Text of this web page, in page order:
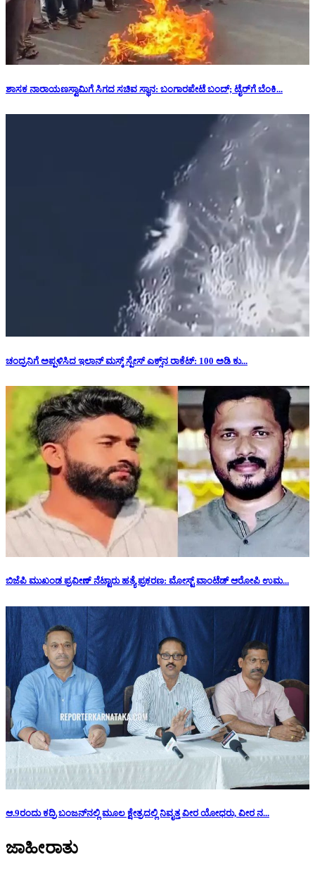
ಶಾಸಕ ನಾರಾಯಣಸ್ವಾಮಿಗೆ ಸಿಗದ ಸಚಿವ ಸ್ಥಾನ: ‌ಬಂಗಾರಪೇಟೆ ಬಂದ್; ಟೈರ್‌ಗೆ ಬೆಂಕಿ...
ಚಂದ್ರನಿಗೆ ಅಪ್ಪಳಿಸಿದ ಇಲಾನ್ ಮಸ್ಕ್ ಸ್ಪೇಸ್‌ ಎಕ್ಸ್‌ನ ರಾಕೆಟ್‌: 100 ಅಡಿ ಕು...
ಬಿಜೆಪಿ ಮುಖಂಡ ಪ್ರವೀಣ್ ನೆಟ್ಟಾರು ಹತ್ಯೆ ಪ್ರಕರಣ: ಮೋಸ್ಟ್ ವಾಂಟೆಡ್ ಆರೋಪಿ ಉಮ...
ಆ.9ರಂದು ಕದ್ರಿ ಬಂಜನ್‌ನಲ್ಲಿ ಮೂಲ ಕ್ಷೇತ್ರದಲ್ಲಿ ನಿವೃತ್ತ ವೀರ ಯೋಧರು, ವೀರ ನ...
ಜಾಹೀರಾತು